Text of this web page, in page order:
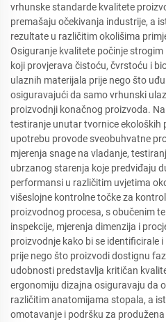
vrhunske standarde kvalitete
premašaju očekivanja industrije, a
rezultate u različitim okolišima
Osiguranje kvalitete počinje
koji provjerava čistoću, čvrstoću i
ulaznih materijala prije nego što
osiguravajući da samo vrhunski
proizvodnji konačnog proizvoda.
testiranje unutar tvornice ekoloških
upotrebu provode sveobuhvatne
mjerenja snage na vladanje,
ubrzanog starenja koje predviđaju
performansi u različitim uvjetima
višeslojne kontrolne točke za
proizvodnog procesa, s obučenim
inspekcije, mjerenja dimenzija i
proizvodnje kako bi se identificirale
prije nego što proizvodi dostignu
udobnosti predstavlja kritičan
ergonomiju dizajna osiguravaju da
različitim anatomijama stopala, a
omotavanje i podršku za